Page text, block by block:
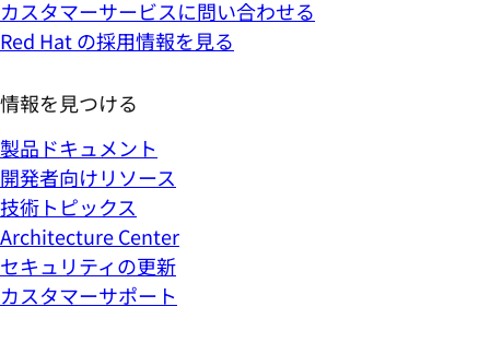
カスタマーサービスに問い合わせる
Red Hat の採用情報を見る
情報を見つける
製品ドキュメント
開発者向けリソース
技術トピックス
Architecture Center
セキュリティの更新
カスタマーサポート